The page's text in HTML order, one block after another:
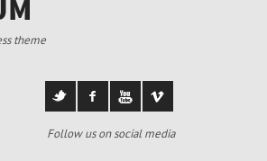
theme
Follow us on social media